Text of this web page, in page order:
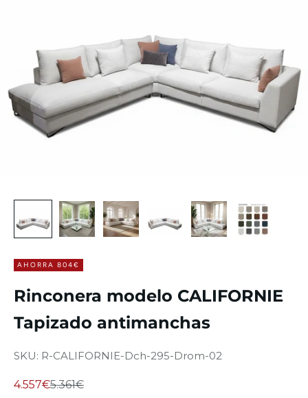
AHORRA 804€
Rinconera modelo CALIFORNIE
Tapizado antimanchas
SKU: R-CALIFORNIE-Dch-295-Drom-02
Precio de oferta
4.557€Precio normal
5.361€